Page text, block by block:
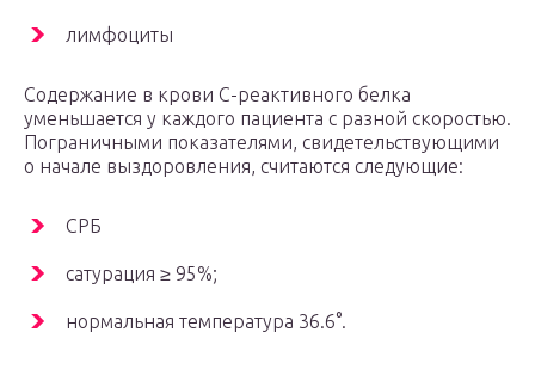
лимфоциты
Содержание в крови С-реактивного белка
уменьшается у каждого пациента с разной скоростью.
Пограничными показателями, свидетельствующими
о начале выздоровления, считаются следующие:
СРБ
сатурация ≥ 95%;
нормальная температура 36.6°.